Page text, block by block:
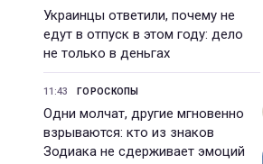
Украинцы ответили, почему не
едут в отпуск в этом году: дело
не только в деньгах
11:43 ГОРОСКОПЫ
Одни молчат, другие мгновенно
взрываются: кто из знаков
Зодиака не сдерживает эмоций